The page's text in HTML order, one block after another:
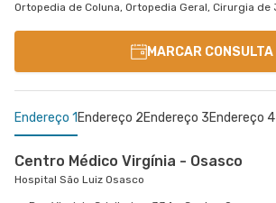
MARCAR CONSULTA
Endereço 1 Endereço 2Endereço 3Endereço 4
Centro Médico Virgínia - Osasco
Hospital São Luiz Osasco